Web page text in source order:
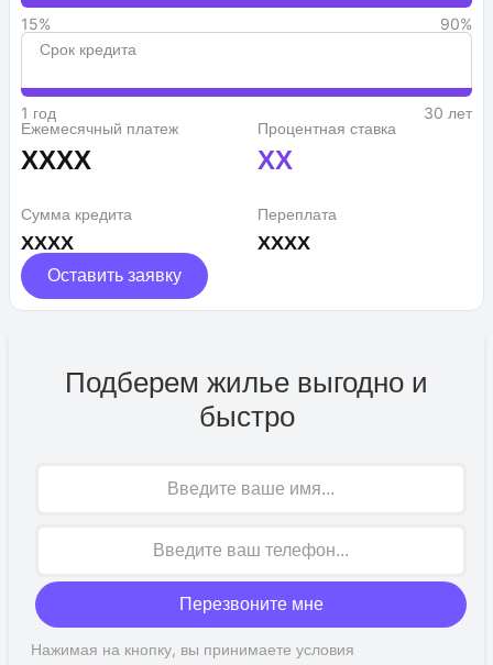
15%
90%
Срок кредита
1 год
30 лет
Ежемесячный платеж
XXXX
Процентная ставка
XX
Сумма кредита
XXXX
Переплата
XXXX
Оставить заявку
Подберем жилье выгодно и
быстро
Перезвоните мне
Нажимая на кнопку, вы принимаете условия